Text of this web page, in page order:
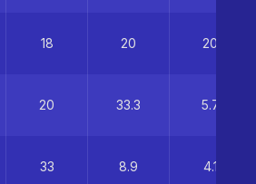
18 20 20
20 33.3 5.7
33 8.9 4.1